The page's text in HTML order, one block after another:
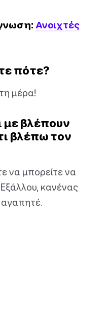
Ανοιχτές
πότε?
μέρα!
με βλέπουν
βλέπω τον
να μπορείτε να
κανένας
αγαπητέ.